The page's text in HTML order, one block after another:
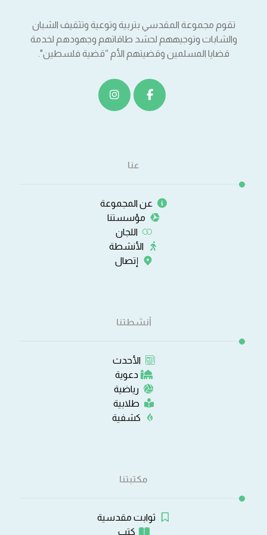
تقوم مجموعة المقدسي بتربية وتوعية وتثقيف الشبان
والشابات وتوجيههم لحشد طاقاتهم وجهودهم لخدمة
قضايا المسلمين وقضيتهم الأم “قضية فلسطين".
عنا
عن المجموعة
مؤسستنا
اللجان
الأنشطة
إتصال
أنشطتنا
الأحدث
دعوية
رياضية
طلابية
كشفية
مكتبتنا
ثوابت مقدسية
كتب